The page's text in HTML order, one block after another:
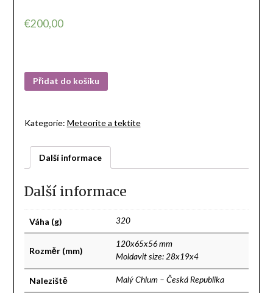
€200,00
Přidat do košíku
Kategorie: Meteorite a tektite
Další informace
Další informace
Váha (g) 320
Rozměr (mm)
120x65x56 mm
Moldavit size: 28x19x4
Naleziště Malý Chlum – Česká Republika